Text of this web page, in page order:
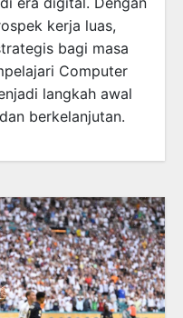
kerja luas,
bagi masa
Computer
langkah awal
berkelanjutan.